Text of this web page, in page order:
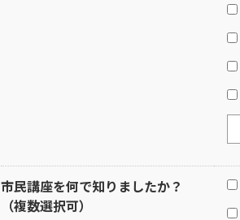
市民講座を何で知りましたか？
（複数選択可）